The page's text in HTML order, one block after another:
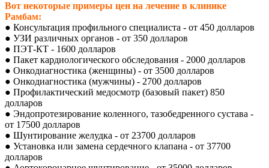
Вот некоторые примеры цен на лечение в клинике
Рамбам:
● Консультация профильного специалиста - от 450 долларов
● УЗИ различных органов - от 350 долларов
● ПЭТ-КТ - 1600 долларов
● Пакет кардиологического обследования - 2000 долларов
● Онкодиагностика (женщины) - от 3500 долларов
● Онкодиагностика (мужчины) - 2700 долларов
● Профилактический медосмотр (базовый пакет) 850
долларов
● Эндопротезирование коленного, тазобедренного сустава -
от 17500 долларов
● Шунтирование желудка - от 23700 долларов
● Установка или замена сердечного клапана - от 37700
долларов